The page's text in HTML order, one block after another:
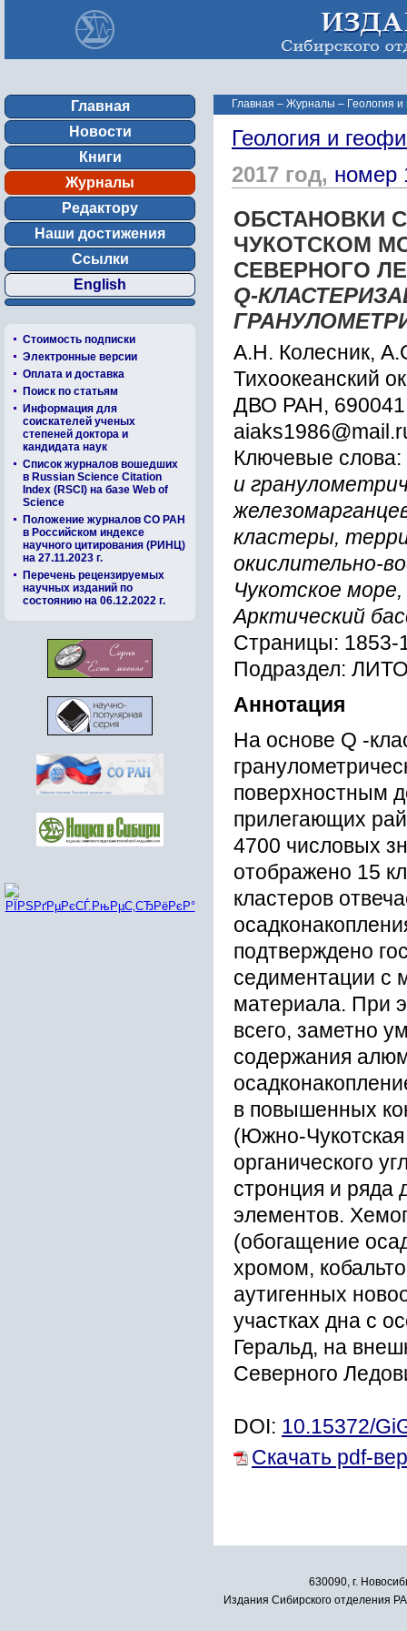
Главная
Новости
Книги
Журналы
Редактору
Наши достижения
Ссылки
English
Стоимость подписки
Электронные версии
Оплата и доставка
Поиск по статьям
Информация для
соискателей ученых
степеней доктора и
кандидата наук
Список журналов вошедших
в Russian Science Citation
Index (RSCI) на базе Web of
Science
Положение журналов СО РАН
в Российском индексе
научного цитирования (РИНЦ)
на 27.11.2023 г.
Перечень рецензируемых
научных изданий по
состоянию на 06.12.2022 г.
Главная – Журналы – Геология
Геология и
2017 год, номер
ОБСТАНОВКИ
ЧУКОТСКОМ
СЕВЕРНОГО
Q-
А.Н. Колесник,
Тихоокеанский
ДВО РАН, 690041,
Ключевые слова:
и
кластеры,
окислительно-
Чукотское
Арктический
Страницы: 1853-
Подраздел:
Аннотация
На основе Q -
поверхностным
прилегающих
4700 числовых
отображено 15
кластеров
подтверждено
седиментации с
материала. При
всего, заметно
содержания
в повышенных
(Южно-Чукотская
органического
стронция и ряда
элементов.
(обогащение
хромом,
аутигенных
участках дна с
Геральд, на
Северного
DOI: 10.15372/
Скачать pdf-
630090, г.
Издания Сибирского отделения